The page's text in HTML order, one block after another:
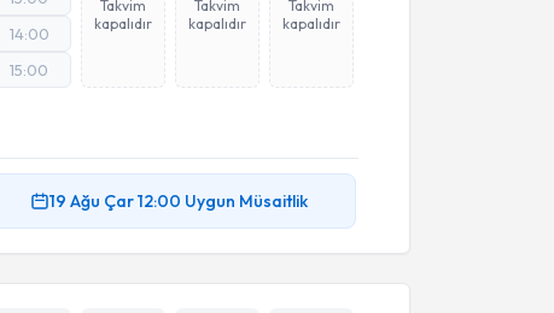
14:00
15:00
Takvim
kapalıdır
Takvim
kapalıdır
Takvim
kapalıdır
19 Ağu Çar12:00 Uygun Müsaitlik